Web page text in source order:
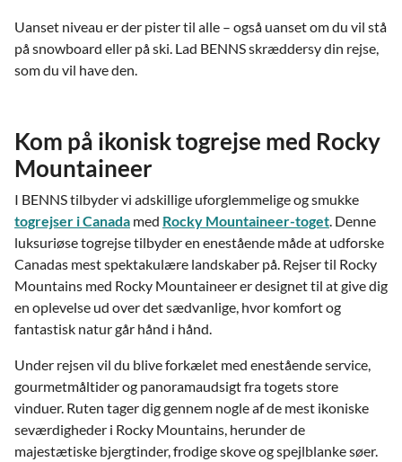
Uanset niveau er der pister til alle – også uanset om du vil stå
på snowboard eller på ski. Lad BENNS skræddersy din rejse,
som du vil have den.
Kom på ikonisk togrejse med Rocky
Mountaineer
I BENNS tilbyder vi adskillige uforglemmelige og smukke
togrejser i Canada med Rocky Mountaineer-toget . Denne
luksuriøse togrejse tilbyder en enestående måde at udforske
Canadas mest spektakulære landskaber på. Rejser til Rocky
Mountains med Rocky Mountaineer er designet til at give dig
en oplevelse ud over det sædvanlige, hvor komfort og
fantastisk natur går hånd i hånd.
Under rejsen vil du blive forkælet med enestående service,
gourmetmåltider og panoramaudsigt fra togets store
vinduer. Ruten tager dig gennem nogle af de mest ikoniske
seværdigheder i Rocky Mountains, herunder de
majestætiske bjergtinder, frodige skove og spejlblanke søer.